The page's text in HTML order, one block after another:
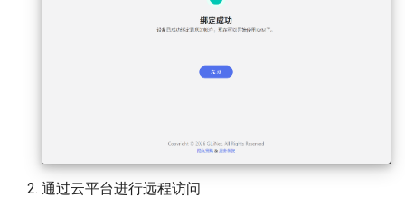
通过云平台进行远程访问